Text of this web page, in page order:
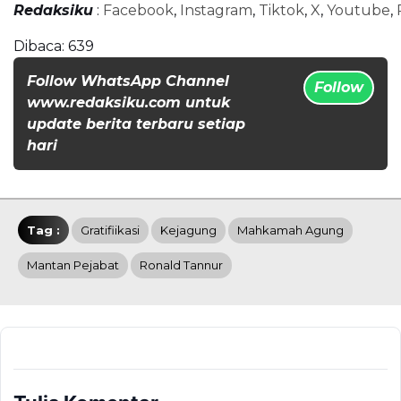
Redaksiku : Facebook, Instagram, Tiktok, X, Youtube,
Dibaca: 639
Follow WhatsApp Channel
www.redaksiku.com untuk
update berita terbaru setiap
hari
Follow
Tag : Gratifiikasi Kejagung Mahkamah Agung
Mantan Pejabat Ronald Tannur